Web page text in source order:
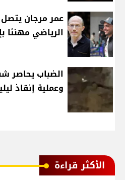
عمر مرجان
الرياضي مهنئا
الضباب يحاصر
وعملية إنقاذ
الأكثر قراءة